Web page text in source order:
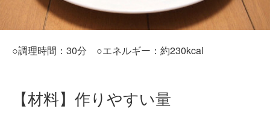
○調理時間：30分 ○エネルギー：約230kcal
【材料】作りやすい量